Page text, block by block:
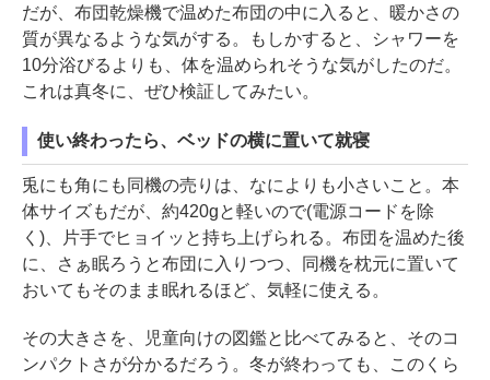
だが、布団乾燥機で温めた布団の中に入ると、暖かさの
質が異なるような気がする。もしかすると、シャワーを
10分浴びるよりも、体を温められそうな気がしたのだ。
これは真冬に、ぜひ検証してみたい。
使い終わったら、ベッドの横に置いて就寝
兎にも角にも同機の売りは、なによりも小さいこと。本
体サイズもだが、約420gと軽いので(電源コードを除
く)、片手でヒョイッと持ち上げられる。布団を温めた後
に、さぁ眠ろうと布団に入りつつ、同機を枕元に置いて
おいてもそのまま眠れるほど、気軽に使える。
その大きさを、児童向けの図鑑と比べてみると、そのコ
ンパクトさが分かるだろう。冬が終わっても、このくら